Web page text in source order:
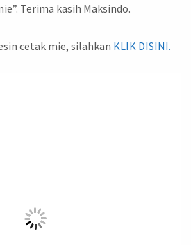
Terima kasih Maksindo.
cetak mie, silahkan KLIK DISINI.